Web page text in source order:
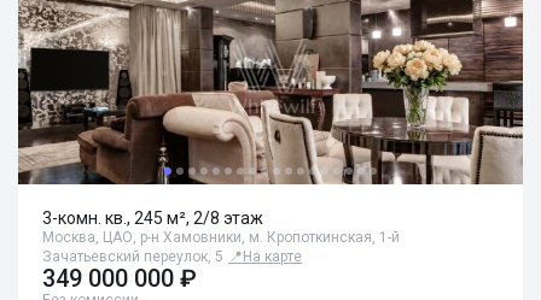
3-комн. кв., 245 м², 2/8 этаж
Москва, ЦАО, р-н Хамовники, м. Кропоткинская, 1-й
Зачатьевский переулок, 5 📍 На карте
349 000 000 ₽